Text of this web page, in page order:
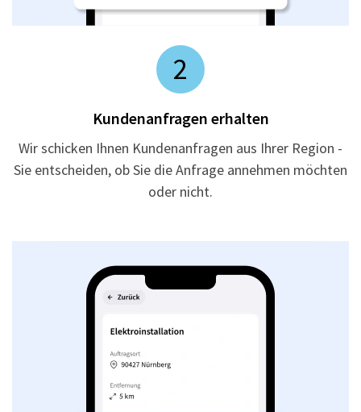
2
Kundenanfragen erhalten
Wir schicken Ihnen Kundenanfragen aus Ihrer Region -
Sie entscheiden, ob Sie die Anfrage annehmen möchten
oder nicht.